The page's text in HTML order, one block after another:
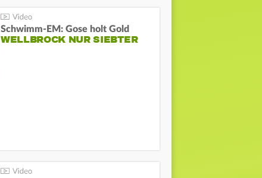
Schwimm-EM: Gose holt Gold
WELLBROCK NUR SIEBTER